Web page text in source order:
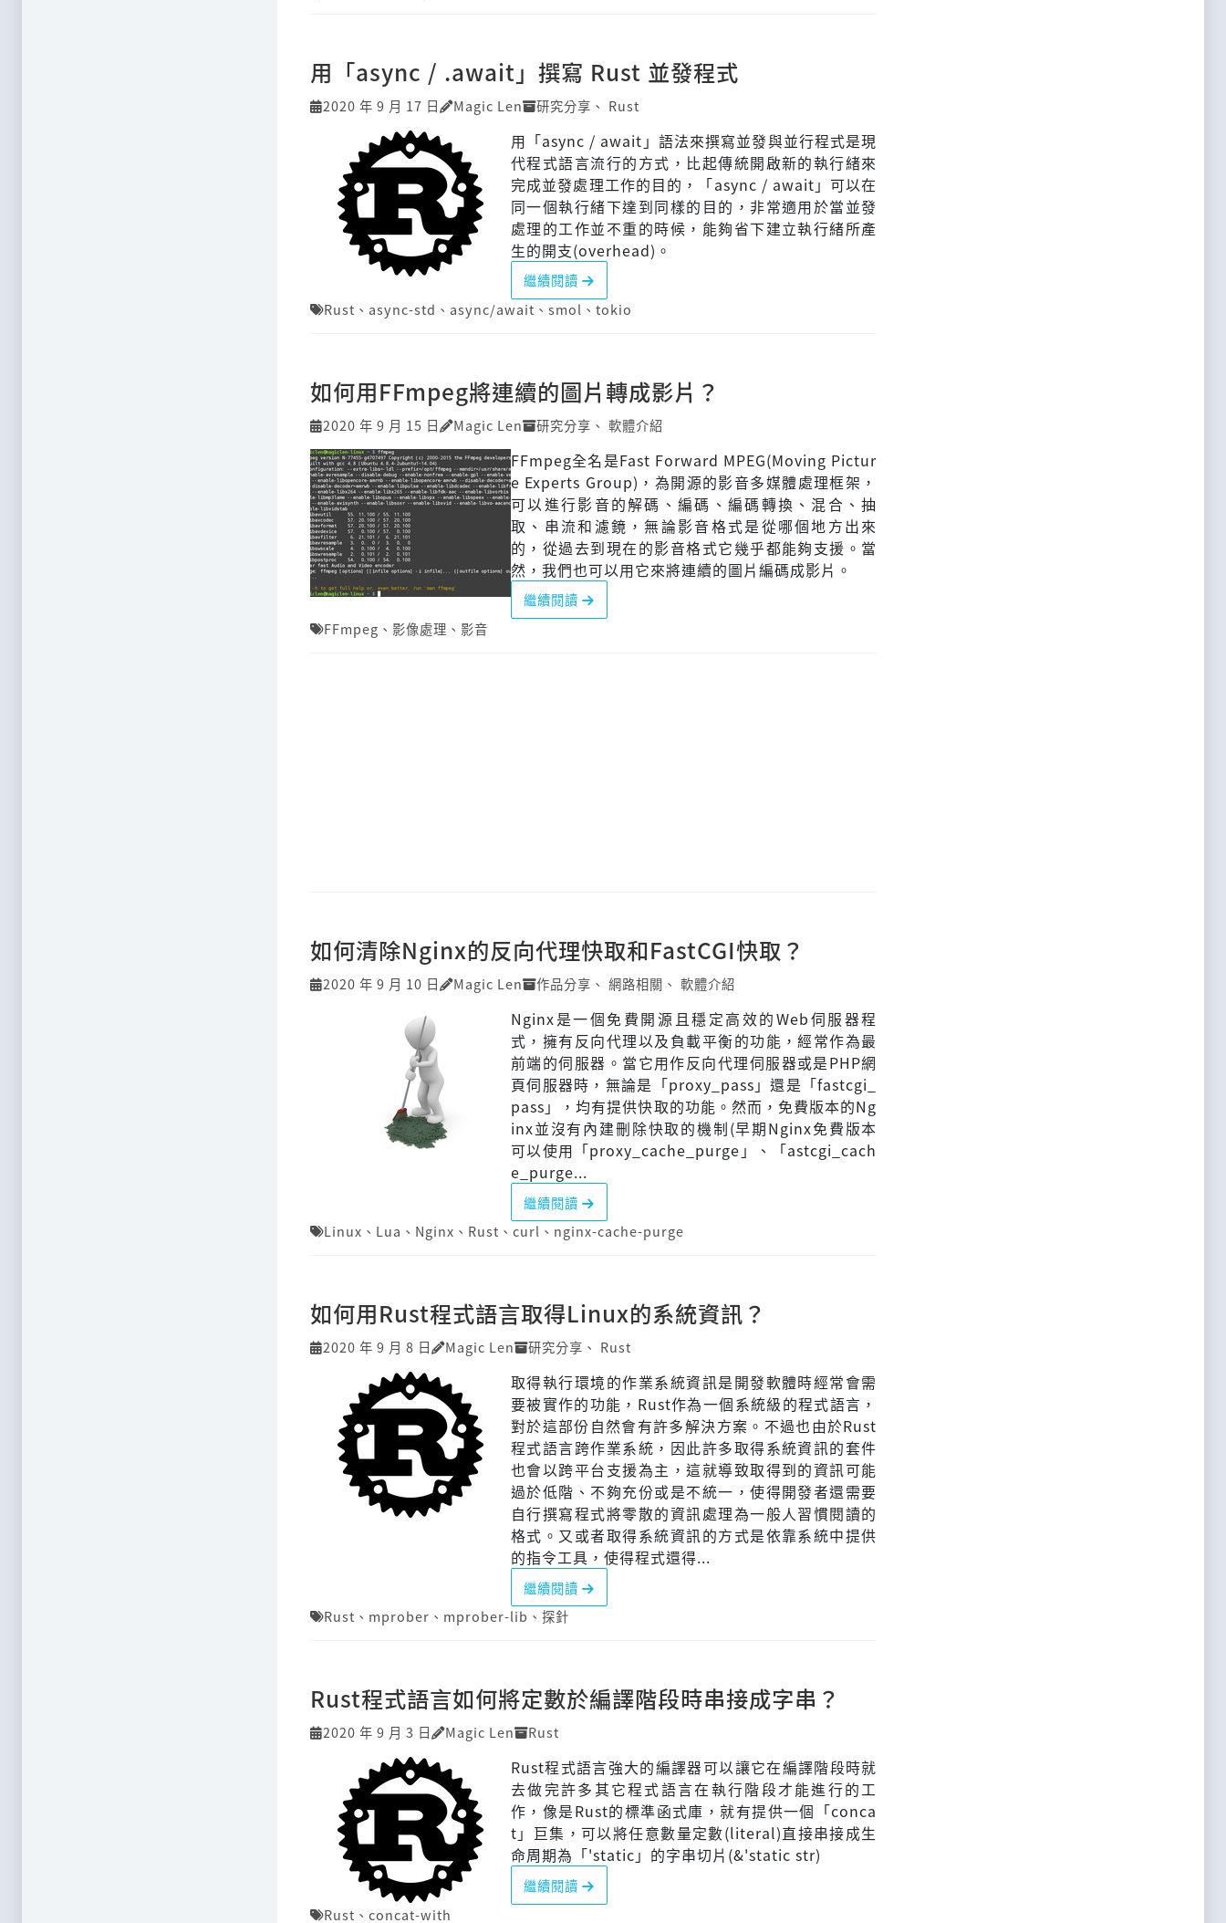
用「async / .await」撰寫 Rust 並發程式
2020 年 9 月 17 日 Magic Len 研究分享 、 Rust
用「async / await」語法來撰寫並發與並行程式是現
代程式語言流行的方式，比起傳統開啟新的執行緒來
完成並發處理工作的目的，「async / await」可以在
同一個執行緒下達到同樣的目的，非常適用於當並發
處理的工作並不重的時候，能夠省下建立執行緒所產
生的開支(overhead)。
繼續閱讀
Rust 、 async-std 、 async/await 、 smol 、 tokio
如何用FFmpeg將連續的圖片轉成影片？
2020 年 9 月 15 日 Magic Len 研究分享 、 軟體介紹
FFmpeg全名是Fast Forward MPEG(Moving Pictur
e Experts Group)，為開源的影音多媒體處理框架，
可以進行影音的解碼、編碼、編碼轉換、混合、抽
取、串流和濾鏡，無論影音格式是從哪個地方出來
的，從過去到現在的影音格式它幾乎都能夠支援。當
然，我們也可以用它來將連續的圖片編碼成影片。
繼續閱讀
FFmpeg 、 影像處理 、 影音
如何清除Nginx的反向代理快取和FastCGI快取？
2020 年 9 月 10 日 Magic Len 作品分享 、 網路相關 、 軟體介紹
Nginx是一個免費開源且穩定高效的Web伺服器程
式，擁有反向代理以及負載平衡的功能，經常作為最
前端的伺服器。當它用作反向代理伺服器或是PHP網
頁伺服器時，無論是「proxy_pass」還是「fastcgi_
pass」，均有提供快取的功能。然而，免費版本的Ng
inx並沒有內建刪除快取的機制(早期Nginx免費版本
可以使用「proxy_cache_purge」、「astcgi_cach
e_purge...
繼續閱讀
Linux 、 Lua 、 Nginx 、 Rust 、 curl 、 nginx-cache-purge
如何用Rust程式語言取得Linux的系統資訊？
2020 年 9 月 8 日 Magic Len 研究分享 、 Rust
取得執行環境的作業系統資訊是開發軟體時經常會需
要被實作的功能，Rust作為一個系統級的程式語言，
對於這部份自然會有許多解決方案。不過也由於Rust
程式語言跨作業系統，因此許多取得系統資訊的套件
也會以跨平台支援為主，這就導致取得到的資訊可能
過於低階、不夠充份或是不統一，使得開發者還需要
自行撰寫程式將零散的資訊處理為一般人習慣閱讀的
格式。又或者取得系統資訊的方式是依靠系統中提供
的指令工具，使得程式還得...
繼續閱讀
Rust 、 mprober 、 mprober-lib 、 探針
Rust程式語言如何將定數於編譯階段時串接成字串？
2020 年 9 月 3 日 Magic Len Rust
Rust程式語言強大的編譯器可以讓它在編譯階段時就
去做完許多其它程式語言在執行階段才能進行的工
作，像是Rust的標準函式庫，就有提供一個「conca
t」巨集，可以將任意數量定數(literal)直接串接成生
命周期為「'static」的字串切片(&'static str)
繼續閱讀
Rust 、 concat-with